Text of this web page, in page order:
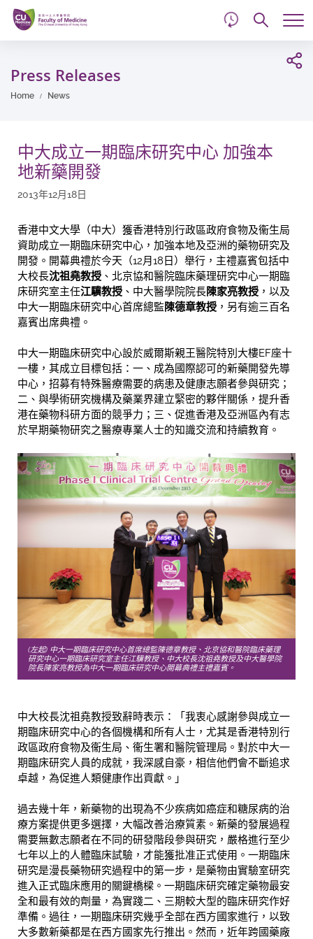
Skip
main
content
Press Releases
Home News
中大成立一期臨床研究中心 加強本
地新藥開發
2013年12月18日
香港中文大學（中大）獲香港特別行政區政府食物及衞生局
資助成立一期臨床研究中心，加強本地及亞洲的藥物研究及
開發。開幕典禮於今天（12月18日）舉行，主禮嘉賓包括中
大校長沈祖堯教授 、北京協和醫院臨床藥理研究中心一期臨
床研究室主任江驥教授 、中大醫學院院長陳家亮教授 ，以及
中大一期臨床研究中心首席總監陳德章教授 ，另有逾三百名
嘉賓出席典禮。
中大一期臨床研究中心設於威爾斯親王醫院特別大樓EF座十
一樓，其成立目標包括：一、成為國際認可的新藥開發先導
中心，招募有特殊醫療需要的病患及健康志願者參與研究；
二、與學術研究機構及藥業界建立緊密的夥伴關係，提升香
港在藥物科研方面的競爭力；三、促進香港及亞洲區內有志
於早期藥物研究之醫療專業人士的知識交流和持續教育。
(左起) 中大一期臨床研究中心首席總監陳德章教授、北京協和醫院臨床藥理
研究中心一期臨床研究室主任江驥教授、中大校長沈祖堯教授及中大醫學院
院長陳家亮教授為中大一期臨床研究中心開幕典禮主禮嘉賓。
中大校長沈祖堯教授致辭時表示：「我衷心感謝參與成立一
期臨床研究中心的各個機構和所有人士，尤其是香港特別行
政區政府食物及衞生局、衞生署和醫院管理局。對於中大一
期臨床研究人員的成就，我深感自豪，相信他們會不斷追求
卓越，為促進人類健康作出貢獻。」
過去幾十年，新藥物的出現為不少疾病如癌症和糖尿病的治
療方案提供更多選擇，大幅改善治療質素。新藥的發展過程
需要無數志願者在不同的研發階段參與研究，嚴格進行至少
七年以上的人體臨床試驗，才能獲批准正式使用。一期臨床
研究是漫長藥物研究過程中的第一步，是藥物由實驗室研究
進入正式臨床應用的關鍵橋樑。一期臨床研究確定藥物最安
全和最有效的劑量，為實踐二、三期較大型的臨床研究作好
準備。過往，一期臨床研究幾乎全部在西方國家進行，以致
大多數新藥都是在西方國家先行推出。然而，近年跨國藥廠